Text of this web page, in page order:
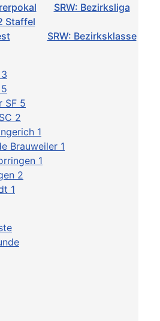
SRW: Bezirksliga
Staffel
SRW: Bezirksklasse
SF 5
2
1
Brauweiler 1
1
2
1